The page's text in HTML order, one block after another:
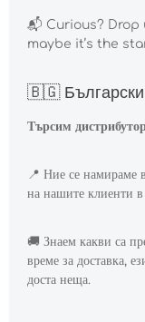
📬 Curious? Drop
maybe it’s the
🇧🇬
Търсим
📍 Ние се намираме
на нашите клиенти
🚚 Знаем какви са
време за доставка,
доста неща.